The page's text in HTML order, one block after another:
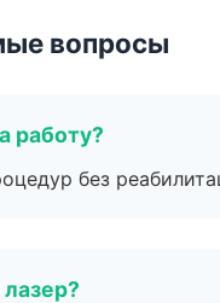
вопросы
работу?
без